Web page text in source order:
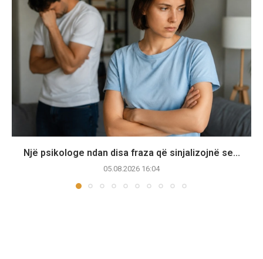
Një psikologe ndan disa fraza që sinjalizojnë se...
05.08.2026 16:04